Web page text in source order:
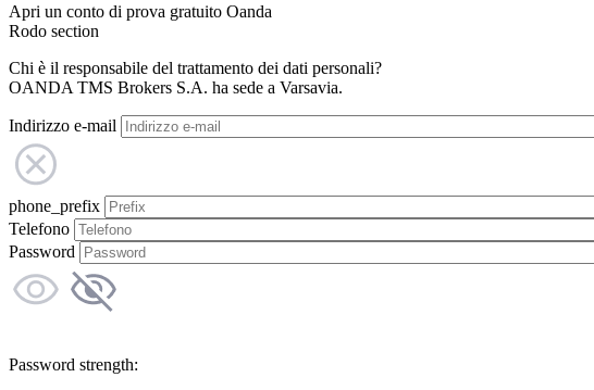
Apri un conto di prova gratuito Oanda
Rodo section
Chi è il responsabile del trattamento dei dati personali?
OANDA TMS Brokers S.A. ha sede a Varsavia.
Indirizzo e-mail
phone_prefix
Telefono
Password
Password strength: